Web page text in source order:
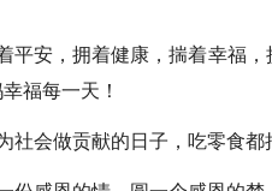
安，拥着健康，揣着幸福，
福每一天！
会做贡献的日子，吃零食都